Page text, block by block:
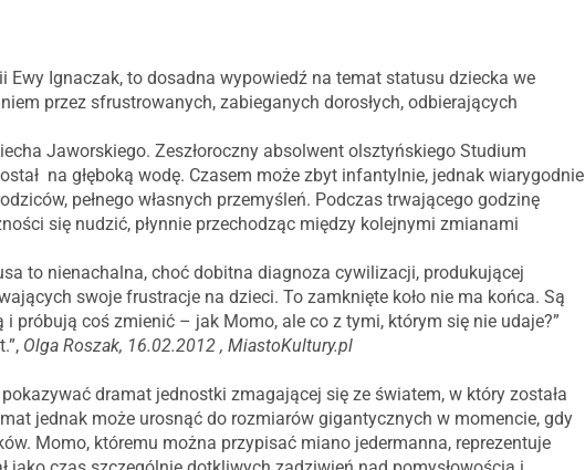
Ewy Ignaczak, to dosadna wypowiedź na temat statusu dziecka we
przez sfrustrowanych, zabieganych dorosłych, odbierających
Jaworskiego. Zeszłoroczny absolwent olsztyńskiego Studium
na głęboką wodę. Czasem może zbyt infantylnie, jednak wiarygodnie
pełnego własnych przemyśleń. Podczas trwającego godzinę
się nudzić, płynnie przechodząc między kolejnymi zmianami
to nienachalna, choć dobitna diagnoza cywilizacji, produkującej
swoje frustracje na dzieci. To zamknięte koło nie ma końca. Są
próbują coś zmienić – jak Momo, ale co z tymi, którym się nie udaje?”
Olga Roszak, 16.02.2012 , MiastoKultury.pl
dramat jednostki zmagającej się ze światem, w który została
jednak może urosnąć do rozmiarów gigantycznych w momencie, gdy
Momo, któremu można przypisać miano jedermanna, reprezentuje